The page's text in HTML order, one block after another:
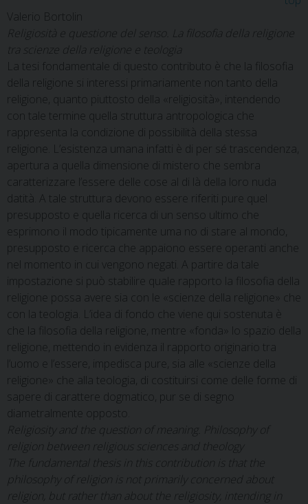
Valerio Bortolin
Religiosità e questione del senso. La filosofia della religione
tra scienze della religione e teologia
La tesi fondamentale di questo contributo è che la filosofia
della religione si interessi primariamente non tanto della
religione, quanto piuttosto della «religiosità», intendendo
con tale termine quella struttura antropologica che
rappresenta la condizione di possibilità della stessa
religione. L’esistenza umana infatti è di per sé trascendenza,
apertura a quella dimensione di mistero che sembra
caratterizzare l’essere delle cose al di là della loro nuda
datità. A tale struttura devono essere riferiti pure quel
presupposto e quella ricerca di un senso ultimo che
esprimono il modo tipicamente uma no di stare al mondo,
presupposto e ricerca che appaiono essere operanti anche
nel momento in cui vengono negati. A partire da tale
impostazione si può stabilire quale rapporto la filosofia della
religione possa avere sia con le «scienze della religione» che
con la teologia. L’idea di fondo che viene qui sostenuta è
che la filosofia della religione, mentre «fonda» lo spazio della
religione, mettendo in evidenza il rapporto originario tra
l’uomo e l’essere, impedisca pure, sia alle «scienze della
religione» che alla teologia, di costituirsi come delle forme di
sapere di carattere dogmatico, pur se di segno
diametralmente opposto.
Religiosity and the question of meaning. Philosophy of
religion between religious sciences and theology
The fundamental thesis in this contribution is that the
philosophy of religion is not primarily concerned about
religion, but rather than about the religiosity, intending in